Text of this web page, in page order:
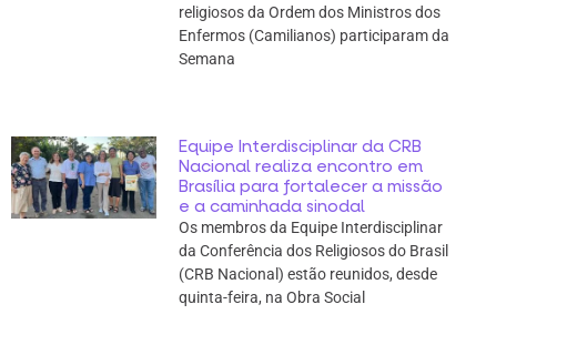
religiosos da Ordem dos Ministros dos
Enfermos (Camilianos) participaram da
Semana
Equipe Interdisciplinar da CRB
Nacional realiza encontro em
Brasília para fortalecer a missão
e a caminhada sinodal
Os membros da Equipe Interdisciplinar
da Conferência dos Religiosos do Brasil
(CRB Nacional) estão reunidos, desde
quinta-feira, na Obra Social